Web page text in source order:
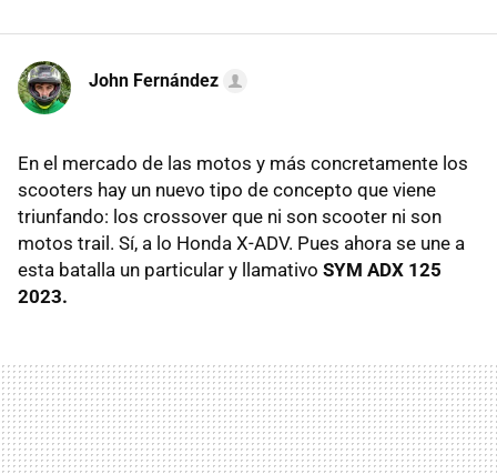
John Fernández
En el mercado de las motos y más concretamente los
scooters hay un nuevo tipo de concepto que viene
triunfando: los crossover que ni son scooter ni son
motos trail. Sí, a lo Honda X-ADV. Pues ahora se une a
esta batalla un particular y llamativo SYM ADX 125
2023.